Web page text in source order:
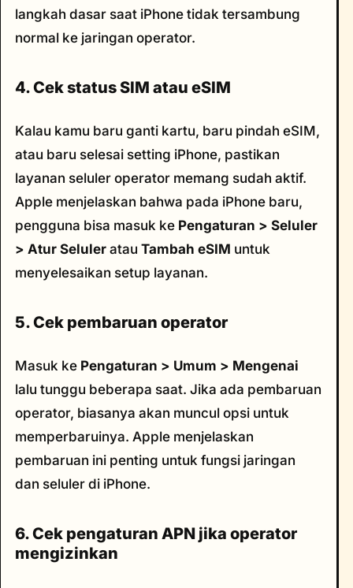
langkah dasar saat iPhone tidak tersambung
normal ke jaringan operator.
4. Cek status SIM atau eSIM
Kalau kamu baru ganti kartu, baru pindah eSIM,
atau baru selesai setting iPhone, pastikan
layanan seluler operator memang sudah aktif.
Apple menjelaskan bahwa pada iPhone baru,
pengguna bisa masuk ke Pengaturan > Seluler
> Atur Seluler atau Tambah eSIM untuk
menyelesaikan setup layanan.
5. Cek pembaruan operator
Masuk ke Pengaturan > Umum > Mengenai
lalu tunggu beberapa saat. Jika ada pembaruan
operator, biasanya akan muncul opsi untuk
memperbaruinya. Apple menjelaskan
pembaruan ini penting untuk fungsi jaringan
dan seluler di iPhone.
6. Cek pengaturan APN jika operator
mengizinkan